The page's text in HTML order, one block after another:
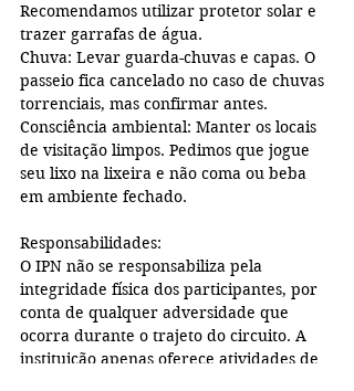
Recomendamos utilizar protetor solar e
trazer garrafas de água.
Chuva: Levar guarda-chuvas e capas. O
passeio fica cancelado no caso de chuvas
torrenciais, mas confirmar antes.
Consciência ambiental: Manter os locais
de visitação limpos. Pedimos que jogue
seu lixo na lixeira e não coma ou beba
em ambiente fechado.
Responsabilidades:
O IPN não se responsabiliza pela
integridade física dos participantes, por
conta de qualquer adversidade que
ocorra durante o trajeto do circuito. A
instituição apenas oferece atividades de